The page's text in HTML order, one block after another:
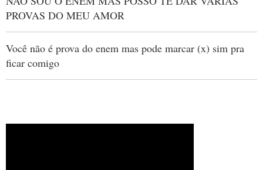
PROVAS DO MEU AMOR
Você não é prova do enem mas pode marcar (x) sim pra
ficar comigo